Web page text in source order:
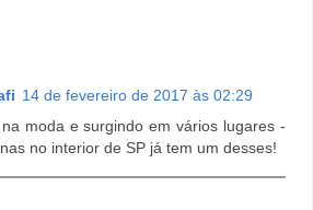
14 de fevereiro de 2017 às 02:29
moda e surgindo em vários lugares -
no interior de SP já tem um desses!